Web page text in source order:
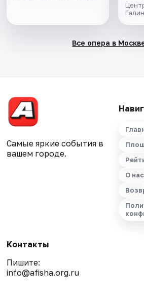
Все опера в
Самые яркие события в
вашем городе.
О нас
Контакты
Пишите:
info@afisha.org.ru